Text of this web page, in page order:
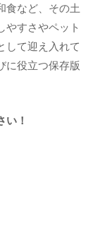
食など、その土
やすさやペット
して迎え入れて
に役立つ保存版
！